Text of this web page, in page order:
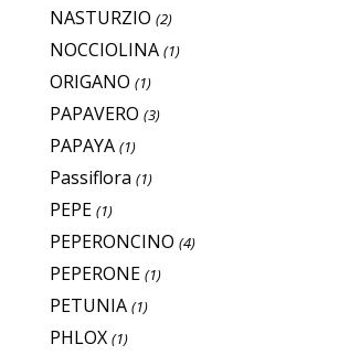
NASTURZIO (2)
NOCCIOLINA (1)
ORIGANO (1)
PAPAVERO (3)
PAPAYA (1)
Passiflora (1)
PEPE (1)
PEPERONCINO (4)
PEPERONE (1)
PETUNIA (1)
PHLOX (1)